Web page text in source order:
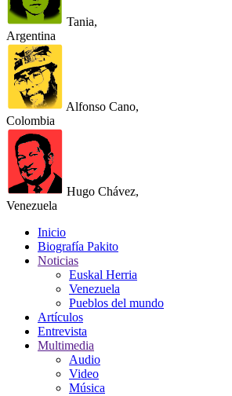
Tania,
Argentina
Alfonso Cano,
Colombia
Hugo Chávez,
Venezuela
Inicio
Biografía Pakito
Noticias
Euskal Herria
Venezuela
Pueblos del mundo
Artículos
Entrevista
Multimedia
Audio
Video
Música